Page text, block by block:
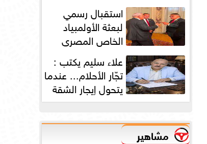
استقبال رسمي
لبعثة الأولمبياد
الخاص المصري
بسفارة مصر في
باريس علاء سليم يكتب :
تجّار الأحلام... عندما
يتحول إيجار الشقة
إلى مقصلةٍ...
مشاهير